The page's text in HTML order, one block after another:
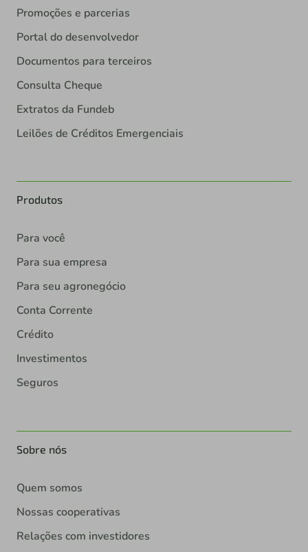
Promoções e parcerias
Portal do desenvolvedor
Documentos para terceiros
Consulta Cheque
Extratos da Fundeb
Leilões de Créditos Emergenciais
Produtos
Para você
Para sua empresa
Para seu agronegócio
Conta Corrente
Crédito
Investimentos
Seguros
Sobre nós
Quem somos
Nossas cooperativas
Relações com investidores